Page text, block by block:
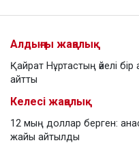
Алдыңғы жаңалық
Қайрат Нұртастың әйелі
айтты
Келесі жаңалық
12 мың доллар берген:
жайы айтылды